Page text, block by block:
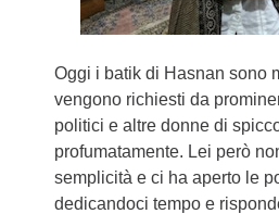
Oggi i batik di Hasnan sono
vengono richiesti da
politici e altre donne di
profumatamente. Lei però
semplicità e ci ha aperto le
dedicandoci tempo e